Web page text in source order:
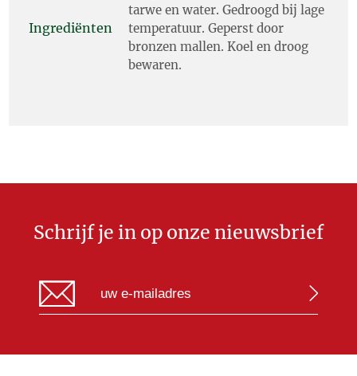
Ingrediënten
tarwe en water. Gedroogd bij lage
temperatuur. Geperst door
bronzen mallen. Koel en droog
bewaren.
Schrijf je in op onze nieuwsbrief